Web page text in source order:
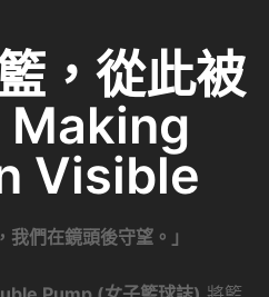
，從此被
Making
Visible
我們在鏡頭後守望。」